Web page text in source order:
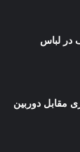
در لباس
مقابل دوربین